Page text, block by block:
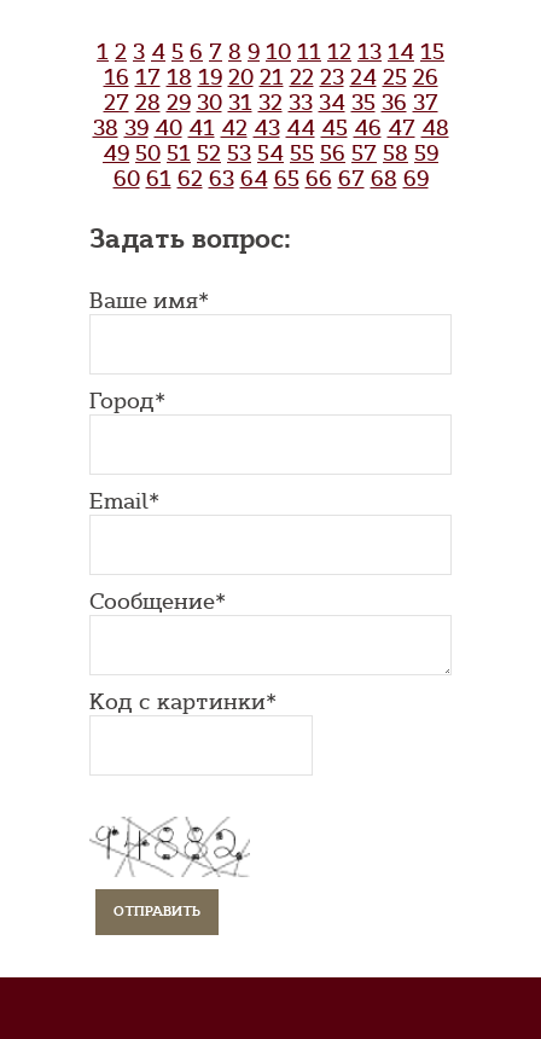
1 2 3 4 5 6 7 8 9 10 11 12 13 14 15
16 17 18 19 20 21 22 23 24 25 26
27 28 29 30 31 32 33 34 35 36 37
38 39 40 41 42 43 44 45 46 47 48
49 50 51 52 53 54 55 56 57 58 59
60 61 62 63 64 65 66 67 68 69
Задать вопрос:
Ваше имя*
Город*
Email*
Сообщение*
Код с картинки*